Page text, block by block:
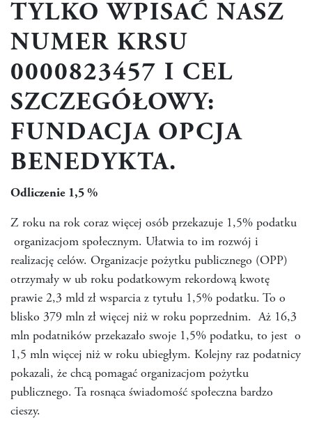
TYLKO WPISAĆ NASZ
NUMER KRSU
0000823457 I CEL
SZCZEGÓŁOWY:
FUNDACJA OPCJA
BENEDYKTA.
Odliczenie 1,5 %
Z roku na rok coraz więcej osób przekazuje 1,5% podatku
organizacjom społecznym. Ułatwia to im rozwój i
realizację celów. Organizacje pożytku publicznego (OPP)
otrzymały w ub roku podatkowym rekordową kwotę
prawie 2,3 mld zł wsparcia z tytułu 1,5% podatku. To o
blisko 379 mln zł więcej niż w roku poprzednim. Aż 16,3
mln podatników przekazało swoje 1,5% podatku, to jest o
1,5 mln więcej niż w roku ubiegłym. Kolejny raz podatnicy
pokazali, że chcą pomagać organizacjom pożytku
publicznego. Ta rosnąca świadomość społeczna bardzo
cieszy.